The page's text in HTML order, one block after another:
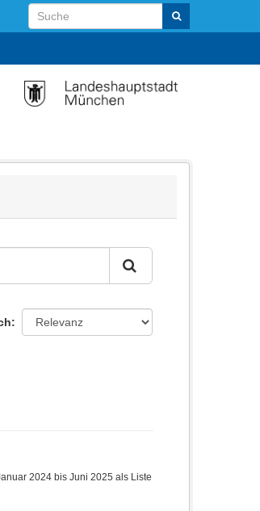
2024 bis Juni 2025 als Liste